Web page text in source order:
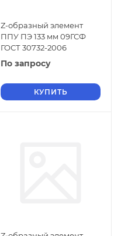
Z-образный элемент
ППУ ПЭ 133 мм 09ГСФ
ГОСТ 30732-2006
По запросу
КУПИТЬ